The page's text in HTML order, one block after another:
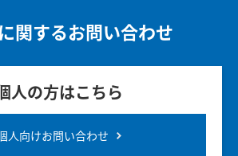
関するお問い合わせ
人の方はこちら
人向けお問い合わせ